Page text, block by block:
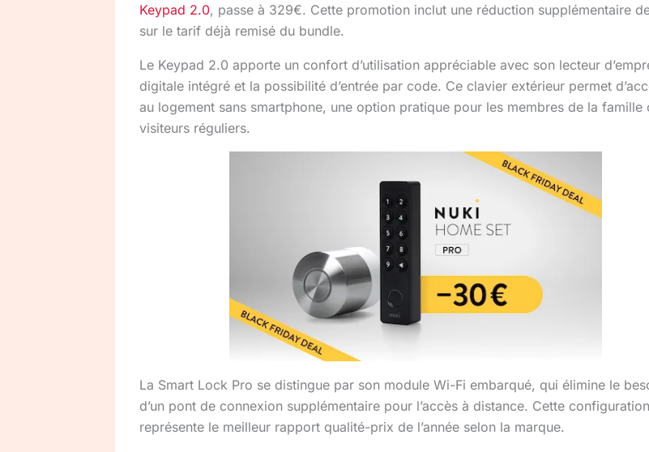
Keypad 2.0, passe à 329€. Cette promotion inclut une réduction supplémentaire
sur le tarif déjà remisé du bundle.
Le Keypad 2.0 apporte un confort d’utilisation appréciable avec son lecteur
digitale intégré et la possibilité d’entrée par code. Ce clavier extérieur permet
au logement sans smartphone, une option pratique pour les membres de la famille
visiteurs réguliers.
La Smart Lock Pro se distingue par son module Wi-Fi embarqué, qui élimine le
d’un pont de connexion supplémentaire pour l’accès à distance. Cette configuration
représente le meilleur rapport qualité-prix de l’année selon la marque.